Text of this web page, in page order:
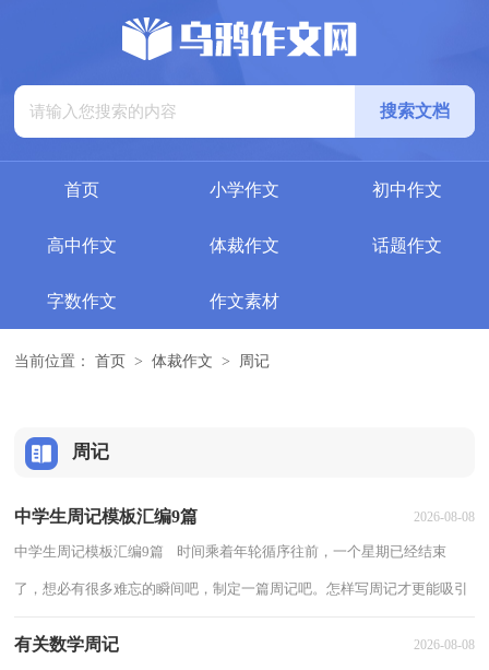
首页 小学作文 初中作文
高中作文 体裁作文 话题作文
字数作文 作文素材
当前位置： 首页 > 体裁作文 > 周记
周记
中学生周记模板汇编9篇 2026-08-08
中学生周记模板汇编9篇 时间乘着年轮循序往前，一个星期已经结束
了，想必有很多难忘的瞬间吧，制定一篇周记吧。怎样写周记才更能吸引
有关数学周记 2026-08-08